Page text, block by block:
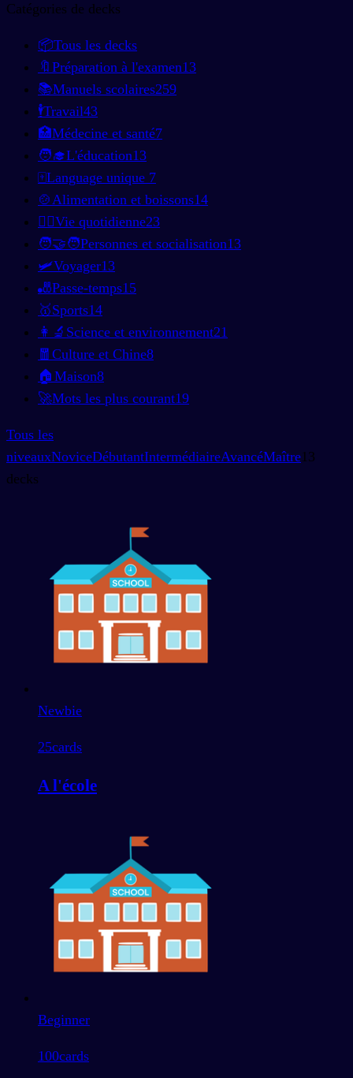
Catégories de decks
📦Tous les decks
🔖 Préparation à l'examen13
📚Manuels scolaires259
🕴️Travail43
🏥Médecine et santé7
🧑‍🎓L'éducation13
🀄Language unique 7
🍲Alimentation et boissons14
🚶‍♂️Vie quotidienne23
🧑‍🤝‍🧑Personnes et socialisation13
🛩️Voyager13
🎳Passe-temps15
🥇Sports14
👩‍🔬 Science et environnement21
🧧 Culture et Chine8
🏠 Maison8
🚀Mots les plus courant19
Tous les
niveauxNoviceDébutantIntermédiaireAvancéMaître13
decks
Newbie
25cards
A l'école
Beginner
100cards